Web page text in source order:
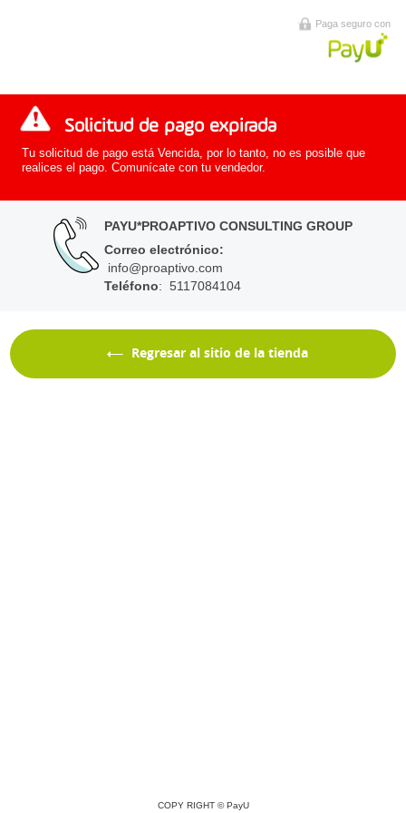
Paga seguro con
Solicitud de pago expirada
Tu solicitud de pago está Vencida, por lo tanto, no es posible que
realices el pago. Comunícate con tu vendedor.
PAYU*PROAPTIVO CONSULTING GROUP
Correo electrónico:
info@proaptivo.com
Teléfono: 5117084104
Regresar al sitio de la tienda
COPY RIGHT ©PayU